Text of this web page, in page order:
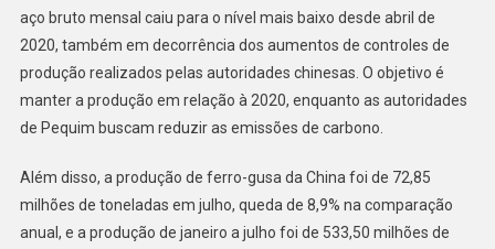
aço bruto mensal caiu para o nível mais baixo desde abril de
2020, também em decorrência dos aumentos de controles de
produção realizados pelas autoridades chinesas. O objetivo é
manter a produção em relação à 2020, enquanto as autoridades
de Pequim buscam reduzir as emissões de carbono.
Além disso, a produção de ferro-gusa da China foi de 72,85
milhões de toneladas em julho, queda de 8,9% na comparação
anual, e a produção de janeiro a julho foi de 533,50 milhões de